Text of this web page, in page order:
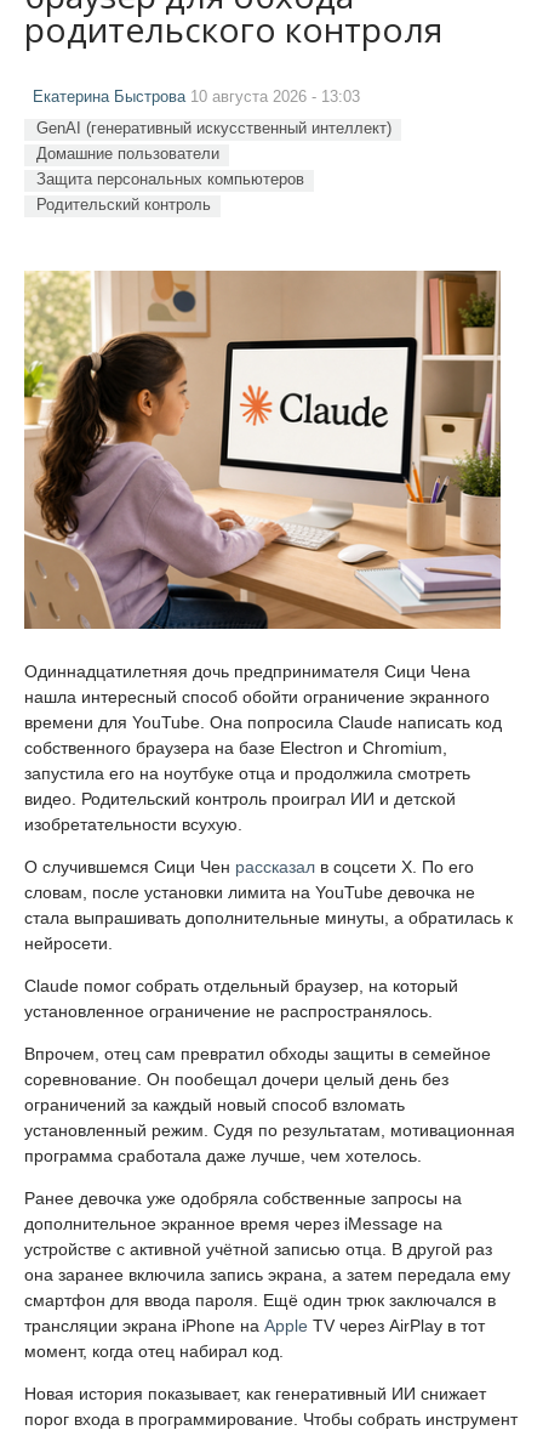
родительского контроля
Екатерина Быстрова 10 августа 2026 - 13:03
GenAI (генеративный искусственный интеллект)
Домашние пользователи
Защита персональных компьютеров
Родительский контроль
Одиннадцатилетняя дочь предпринимателя Сици Чена
нашла интересный способ обойти ограничение экранного
времени для YouTube. Она попросила Claude написать код
собственного браузера на базе Electron и Chromium,
запустила его на ноутбуке отца и продолжила смотреть
видео. Родительский контроль проиграл ИИ и детской
изобретательности всухую.
О случившемся Сици Чен рассказал в соцсети X. По его
словам, после установки лимита на YouTube девочка не
стала выпрашивать дополнительные минуты, а обратилась к
нейросети.
Claude помог собрать отдельный браузер, на который
установленное ограничение не распространялось.
Впрочем, отец сам превратил обходы защиты в семейное
соревнование. Он пообещал дочери целый день без
ограничений за каждый новый способ взломать
установленный режим. Судя по результатам, мотивационная
программа сработала даже лучше, чем хотелось.
Ранее девочка уже одобряла собственные запросы на
дополнительное экранное время через iMessage на
устройстве с активной учётной записью отца. В другой раз
она заранее включила запись экрана, а затем передала ему
смартфон для ввода пароля. Ещё один трюк заключался в
трансляции экрана iPhone на Apple TV через AirPlay в тот
момент, когда отец набирал код.
Новая история показывает, как генеративный ИИ снижает
порог входа в программирование. Чтобы собрать инструмент